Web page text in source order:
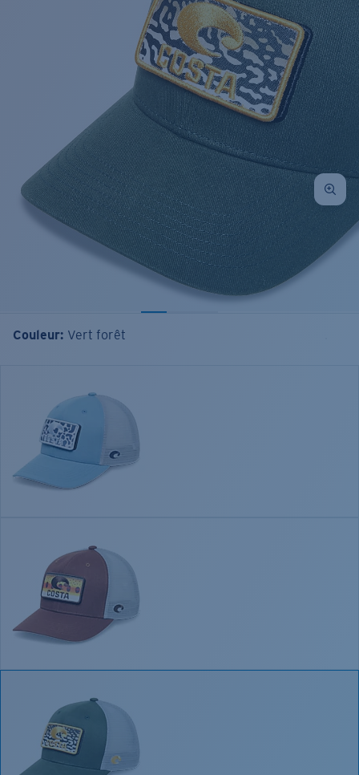
Couleur: Vert forêt